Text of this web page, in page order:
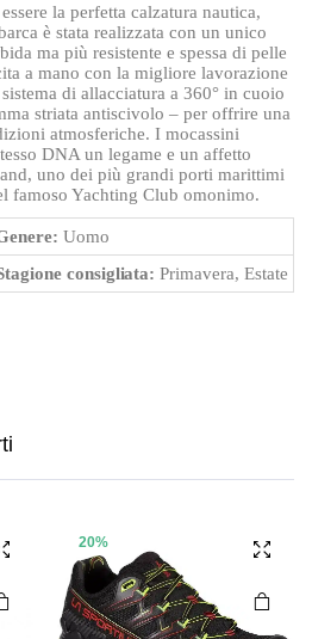
la perfetta calzatura nautica,
è stata realizzata con un unico
ma più resistente e spessa di pelle
a mano con la migliore lavorazione
di allacciatura a 360° in cuoio
striata antiscivolo – per offrire una
atmosferiche. I mocassini
DNA un legame e un affetto
uno dei più grandi porti marittimi
famoso Yachting Club omonimo.
Uomo
consigliata: Primavera, Estate
20%
Le
possono
scelte
nella